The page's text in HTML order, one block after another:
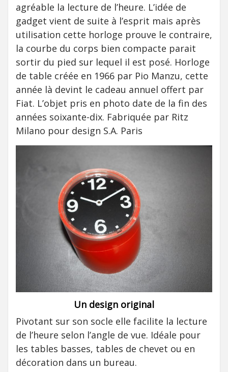
agréable la lecture de l’heure. L’idée de
gadget vient de suite à l’esprit mais après
utilisation cette horloge prouve le contraire,
la courbe du corps bien compacte parait
sortir du pied sur lequel il est posé. Horloge
de table créée en 1966 par Pio Manzu, cette
année là devint le cadeau annuel offert par
Fiat. L’objet pris en photo date de la fin des
années soixante-dix. Fabriquée par Ritz
Milano pour design S.A. Paris
Un design original
Pivotant sur son socle elle facilite la lecture
de l’heure selon l’angle de vue. Idéale pour
les tables basses, tables de chevet ou en
décoration dans un bureau.